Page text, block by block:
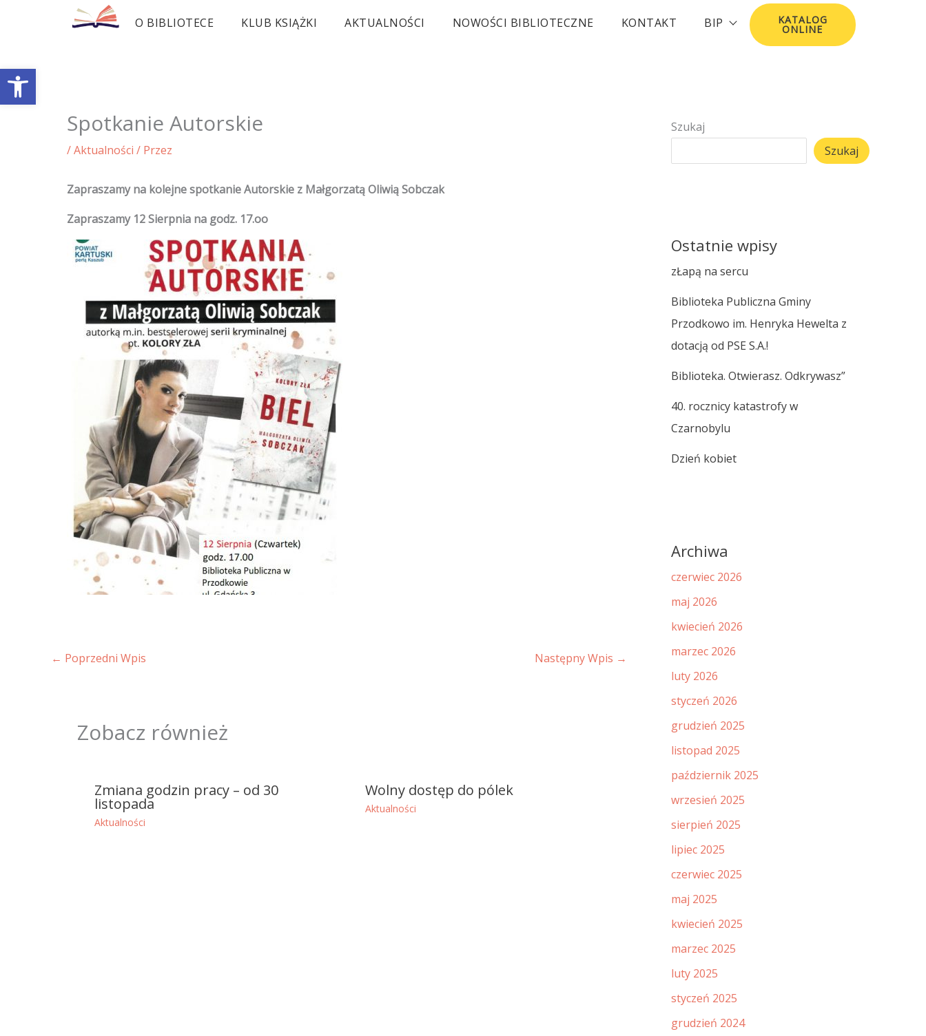
Otwórz pasek narzędzi
O BIBLIOTECE KLUB KSIĄŻKI AKTUALNOŚCI NOWOŚCI BIBLIOTECZNE KONTAKT BIP KATALOG
ONLINE
Spotkanie Autorskie
/Aktualności / Przez
Zapraszamy na kolejne spotkanie Autorskie z Małgorzatą Oliwią Sobczak
Zapraszamy 12 Sierpnia na godz. 17.oo
← Poprzedni Wpis Następny Wpis →
Zobacz również
Zmiana godzin pracy – od 30
listopada
Aktualności
Wolny dostęp do pólek
Aktualności
Szukaj
Szukaj
Ostatnie wpisy
zŁapą na sercu
Biblioteka Publiczna Gminy
Przodkowo im. Henryka Hewelta z
dotacją od PSE S.A.!
Biblioteka. Otwierasz. Odkrywasz”
40. rocznicy katastrofy w
Czarnobylu
Dzień kobiet
Archiwa
czerwiec 2026
maj 2026
kwiecień 2026
marzec 2026
luty 2026
styczeń 2026
grudzień 2025
listopad 2025
październik 2025
wrzesień 2025
sierpień 2025
lipiec 2025
czerwiec 2025
maj 2025
kwiecień 2025
marzec 2025
luty 2025
styczeń 2025
grudzień 2024